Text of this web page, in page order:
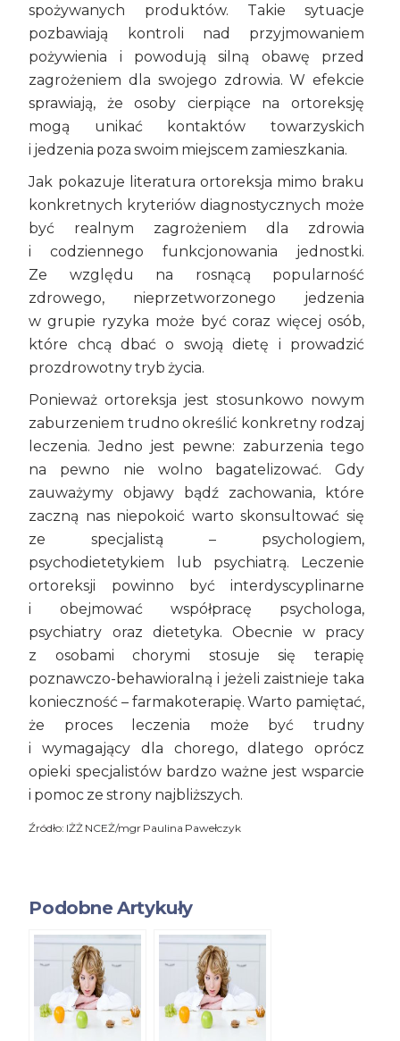
spożywanych produktów. Takie sytuacje
pozbawiają kontroli nad przyjmowaniem
pożywienia i powodują silną obawę przed
zagrożeniem dla swojego zdrowia. W efekcie
sprawiają, że osoby cierpiące na ortoreksję
mogą unikać kontaktów towarzyskich
i jedzenia poza swoim miejscem zamieszkania.
Jak pokazuje literatura ortoreksja mimo braku
konkretnych kryteriów diagnostycznych może
być realnym zagrożeniem dla zdrowia
i codziennego funkcjonowania jednostki.
Ze względu na rosnącą popularność
zdrowego, nieprzetworzonego jedzenia
w grupie ryzyka może być coraz więcej osób,
które chcą dbać o swoją dietę i prowadzić
prozdrowotny tryb życia.
Ponieważ ortoreksja jest stosunkowo nowym
zaburzeniem trudno określić konkretny rodzaj
leczenia. Jedno jest pewne: zaburzenia tego
na pewno nie wolno bagatelizować. Gdy
zauważymy objawy bądź zachowania, które
zaczną nas niepokoić warto skonsultować się
ze specjalistą – psychologiem,
psychodietetykiem lub psychiatrą. Leczenie
ortoreksji powinno być interdyscyplinarne
i obejmować współpracę psychologa,
psychiatry oraz dietetyka. Obecnie w pracy
z osobami chorymi stosuje się terapię
poznawczo-behawioralną i jeżeli zaistnieje taka
konieczność – farmakoterapię. Warto pamiętać,
że proces leczenia może być trudny
i wymagający dla chorego, dlatego oprócz
opieki specjalistów bardzo ważne jest wsparcie
i pomoc ze strony najbliższych.
Źródło: IŻŻ NCEŻ/mgr Paulina Pawełczyk
Podobne Artykuły